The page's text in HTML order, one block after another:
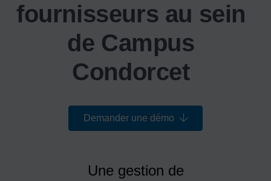
fournisseurs au sein
de Campus
Condorcet
Demander une démo
Une gestion de